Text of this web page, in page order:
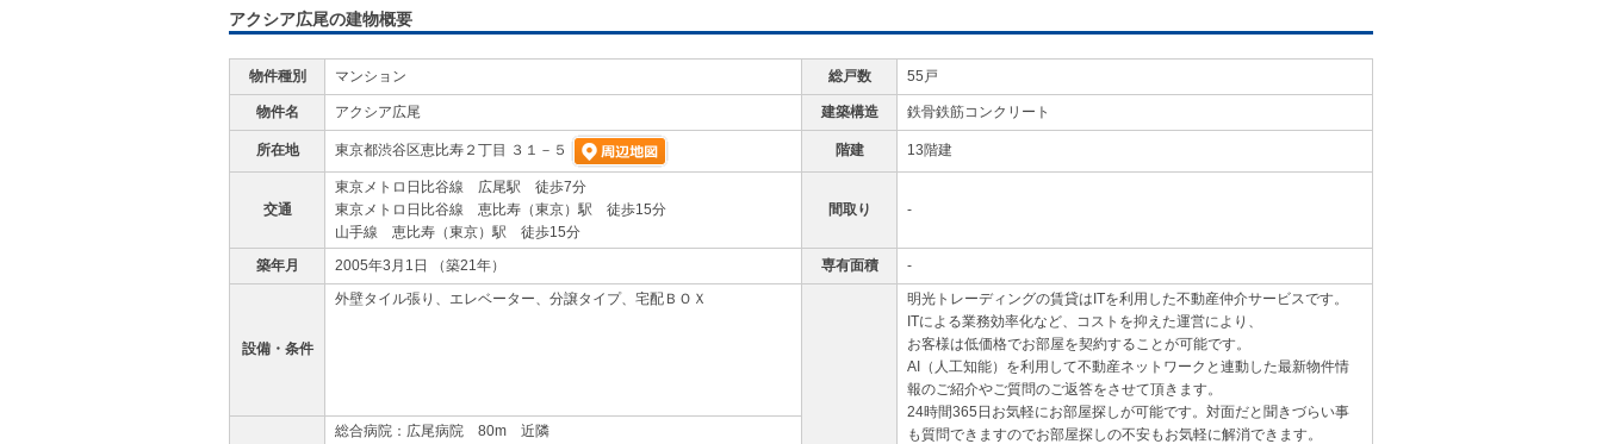
アクシア広尾の建物概要
物件種別 マンション 総戸数 55戸
物件名 アクシア広尾 建築構造 鉄骨鉄筋コンクリート
所在地 東京都渋谷区恵比寿２丁目 ３１－５ 階建 13階建
交通
東京メトロ日比谷線 広尾駅 徒歩7分
東京メトロ日比谷線 恵比寿（東京）駅 徒歩15分
山手線 恵比寿（東京）駅 徒歩15分
間取り -
築年月 2005年3月1日 （築21年） 専有面積 -
設備・条件
外壁タイル張り、エレベーター、分譲タイプ、宅配ＢＯＸ
明光トレーディングの賃貸はITを利用した不動産仲介サービスです。
ITによる業務効率化など、コストを抑えた運営により、
お客様は低価格でお部屋を契約することが可能です。
AI（人工知能）を利用して不動産ネットワークと連動した最新物件情
報のご紹介やご質問のご返答をさせて頂きます。
24時間365日お気軽にお部屋探しが可能です。対面だと聞きづらい事
も質問できますのでお部屋探しの不安もお気軽に解消できます。
総合病院：広尾病院 80m 近隣